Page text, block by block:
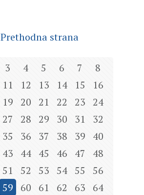
Prethodna strana
3 4 5 6 7
8
11 12 13 14 15
16
19 20 21 22 23
24
27 28 29 30 31
32
35 36 37 38 39
40
43 44 45 46 47
48
51 52 53 54 55
56
59 60 61 62 63
64